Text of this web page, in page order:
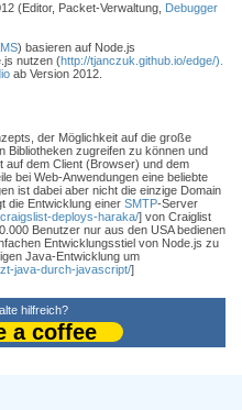
(Editor, Packet-Verwaltung, Debugger
) basieren auf Node.js
nutzen (http://tjanczuk.github.io/edge/).
ab Version 2012.
der Möglichkeit auf die große
Bibliotheken zugreifen zu können und
auf dem Client (Browser) und dem
bei Web-Anwendungen eine beliebte
ist dabei aber nicht die einzige Domain
die Entwicklung einer SMTP-Server
deploys-haraka/] von Craiglist
Benutzer nur aus den USA bedienen
Entwicklungsstiel von Node.js zu
Java-Entwicklung um
java-durch-javascript/]
hilfreich?
a coffee